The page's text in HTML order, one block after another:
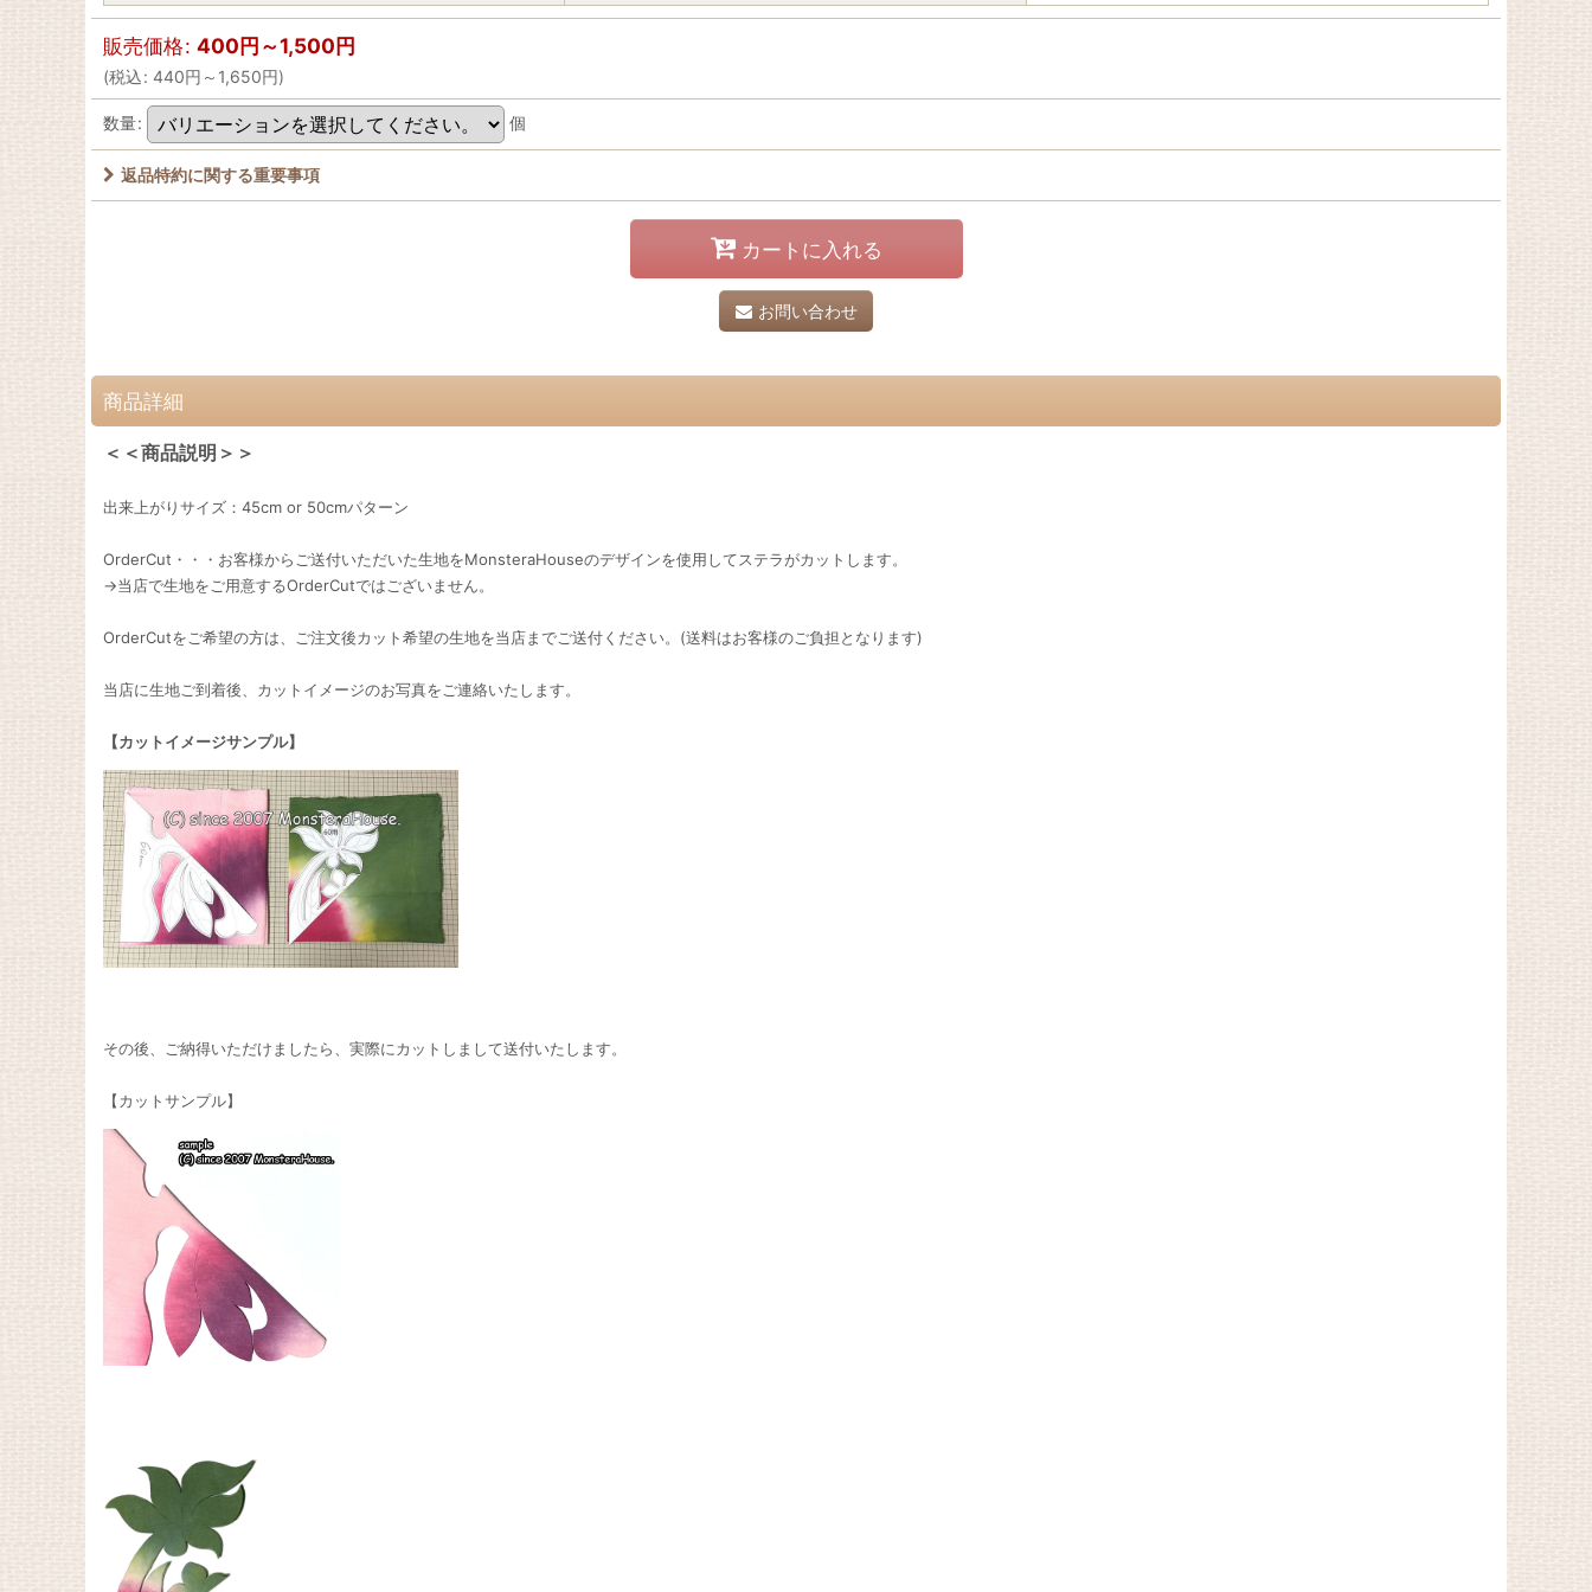
販売価格: 400円～1,500円
(税込: 440円 ～1,650円)
数量: 個
返品特約に関する重要事項
カートに入れる
お問い合わせ
商品詳細
＜＜商品説明＞＞
出来上がりサイズ：45cm or 50cmパターン
OrderCut・・・お客様からご送付いただいた生地をMonsteraHouseのデザインを使用してステラがカットします。
→当店で生地をご用意するOrderCutではございません。
OrderCutをご希望の方は、ご注文後カット希望の生地を当店までご送付ください。(送料はお客様のご負担となります)
当店に生地ご到着後、カットイメージのお写真をご連絡いたします。
【カットイメージサンプル】
その後、ご納得いただけましたら、実際にカットしまして送付いたします。
【カットサンプル】